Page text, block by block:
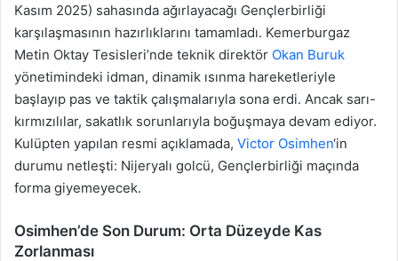
Kasım 2025) sahasında ağırlayacağı Gençlerbirliği
karşılaşmasının hazırlıklarını tamamladı. Kemerburgaz
Metin Oktay Tesisleri’nde teknik direktör Okan Buruk
yönetimindeki idman, dinamik ısınma hareketleriyle
başlayıp pas ve taktik çalışmalarıyla sona erdi. Ancak sarı-
kırmızılılar, sakatlık sorunlarıyla boğuşmaya devam ediyor.
Kulüpten yapılan resmi açıklamada, Victor Osimhen‘in
durumu netleşti: Nijeryalı golcü, Gençlerbirliği maçında
forma giyemeyecek.
Osimhen’de Son Durum: Orta Düzeyde Kas
Zorlanması